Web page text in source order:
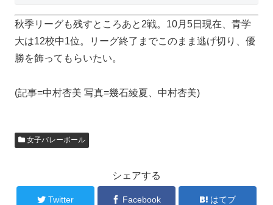
秋季リーグも残すところあと2戦。10月5日現在、青学
大は12校中1位。リーグ終了までこのまま逃げ切り、優
勝を飾ってもらいたい。
(記事=中村杏美 写真=幾石綾夏、中村杏美)
女子バレーボール
シェアする
Twitter Facebook はてブ